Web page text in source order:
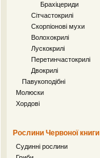
Брахіцериди
Сітчастокрилі
Скорпіонові мухи
Волохокрилі
Лускокрилі
Перетинчастокрилі
Двокрилі
Павукоподібні
Молюски
Хордові
Рослини Червоної книги
Судинні рослини